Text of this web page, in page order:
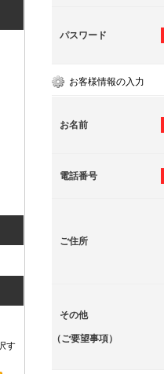
パスワード
お客様情報の入力
お名前
電話番号
ご住所
その他
（ご要望事項）
す